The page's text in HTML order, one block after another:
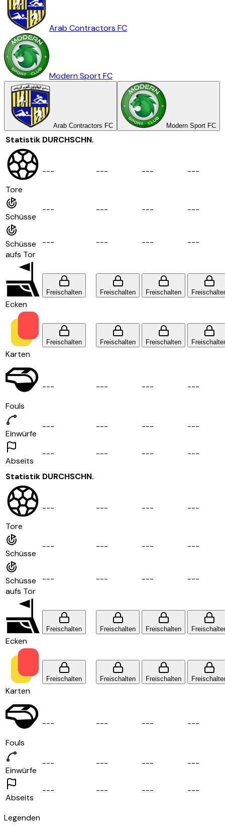
Arab Contractors FC
Modern Sport FC
Arab Contractors FC Modern Sport FC
Statistik DURCHSCHN.
Tore
--- --- --- ---
Schüsse
--- --- --- ---
Schüsse
aufs Tor
--- --- --- ---
Ecken
Freischalten Freischalten Freischalten
Karten
Freischalten Freischalten Freischalten
Fouls
--- --- --- ---
Einwürfe
--- --- --- ---
Abseits
--- --- --- ---
Statistik DURCHSCHN.
Tore
--- --- --- ---
Schüsse
--- --- --- ---
Schüsse
aufs Tor
--- --- --- ---
Ecken
Freischalten Freischalten Freischalten
Karten
Freischalten Freischalten Freischalten
Fouls
--- --- --- ---
Einwürfe
--- --- --- ---
Abseits
--- --- --- ---
Legenden